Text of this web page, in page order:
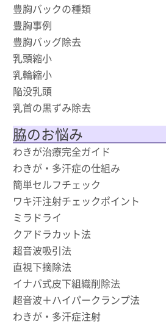
豊胸バックの種類
豊胸事例
豊胸バッグ除去
乳頭縮小
乳輪縮小
陥没乳頭
乳首の黒ずみ除去
脇のお悩み
わきが治療完全ガイド
わきが・多汗症の仕組み
簡単セルフチェック
ワキ汗注射チェックポイント
ミラドライ
クアドラカット法
超音波吸引法
直視下摘除法
イナバ式皮下組織削除法
超音波＋ハイパークランプ法
わきが・多汗症注射